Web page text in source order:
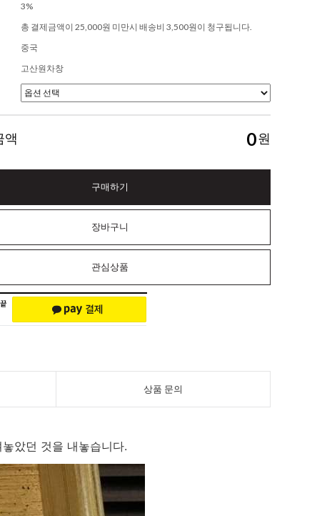
3%
총 결제금액이 25,000원 미만시 배송비 3,500원이 청구됩니다.
중국
고산원차창
액 0원
구매하기
장바구니
관심상품
상품 문의
았던 것을 내놓습니다.